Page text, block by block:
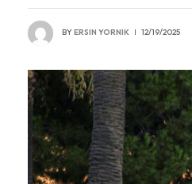
BYERSIN YORNIK 12/19/2025